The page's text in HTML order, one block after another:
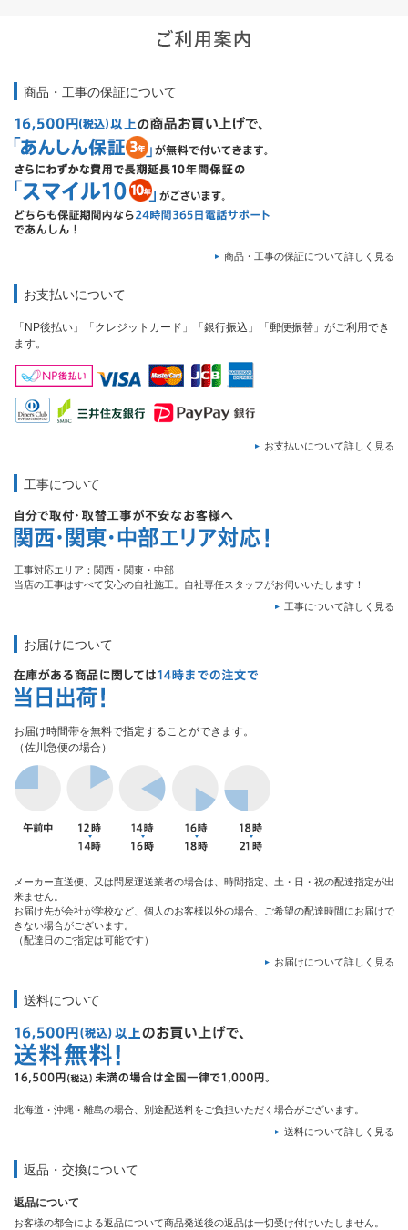
商品・工事の保証について
商品・工事の保証について詳しく見る
お支払いについて
「NP後払い」「クレジットカード」「銀行振込」「郵便振替」がご利用でき
ます。
お支払いについて詳しく見る
工事について
工事対応エリア：関西・関東・中部
当店の工事はすべて安心の自社施工。自社専任スタッフがお伺いいたします！
工事について詳しく見る
お届けについて
お届け時間帯を無料で指定することができます。
（佐川急便の場合）
メーカー直送便、又は問屋運送業者の場合は、時間指定、土・日・祝の配達指定が出
来ません。
お届け先が会社が学校など、個人のお客様以外の場合、ご希望の配達時間にお届けで
きない場合がございます。
（配達日のご指定は可能です）
お届けについて詳しく見る
送料について
北海道・沖縄・離島の場合、別途配送料をご負担いただく場合がございます。
送料について詳しく見る
返品・交換について
返品について
お客様の都合による返品について商品発送後の返品は一切受け付けいたしません。